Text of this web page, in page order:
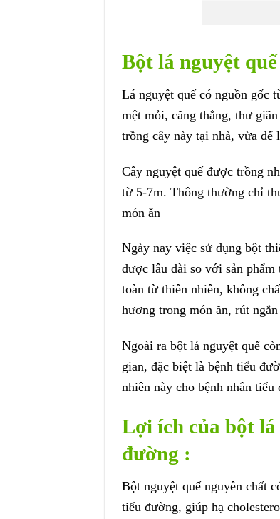
Bột lá nguyệt
Lá nguyệt quế có nguồn gốc
mệt mỏi, căng thẳng, thư
trồng cây này tại nhà, vừa để
Cây nguyệt quế được trồng
từ 5-7m. Thông thường chỉ
món ăn
Ngày nay việc sử dụng bột
được lâu dài so với sản
toàn từ thiên nhiên, không
hương trong món ăn, rút
Ngoài ra bột lá nguyệt quế
gian, đặc biệt là bệnh tiểu
nhiên này cho bệnh nhân
Lợi ích của bột
đường :
Bột nguyệt quế nguyên chất
tiểu đường, giúp hạ